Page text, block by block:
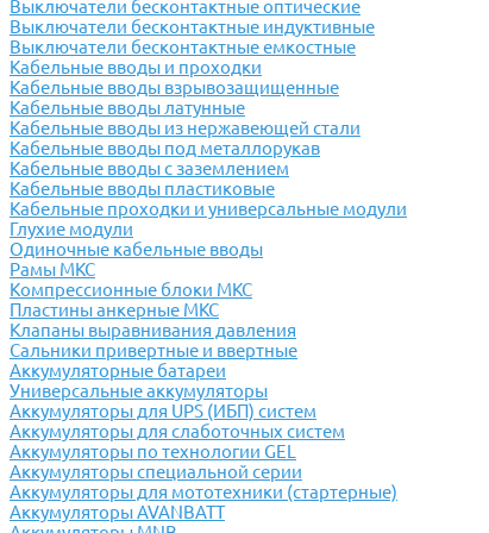
Выключатели бесконтактные оптические
Выключатели бесконтактные индуктивные
Выключатели бесконтактные емкостные
Кабельные вводы и проходки
Кабельные вводы взрывозащищенные
Кабельные вводы латунные
Кабельные вводы из нержавеющей стали
Кабельные вводы под металлорукав
Кабельные вводы с заземлением
Кабельные вводы пластиковые
Кабельные проходки и универсальные модули
Глухие модули
Одиночные кабельные вводы
Рамы МКС
Компрессионные блоки МКС
Пластины анкерные МКС
Клапаны выравнивания давления
Сальники привертные и ввертные
Аккумуляторные батареи
Универсальные аккумуляторы
Аккумуляторы для UPS (ИБП) систем
Аккумуляторы для слаботочных систем
Аккумуляторы по технологии GEL
Аккумуляторы специальной серии
Аккумуляторы для мототехники (стартерные)
Аккумуляторы AVANBATT